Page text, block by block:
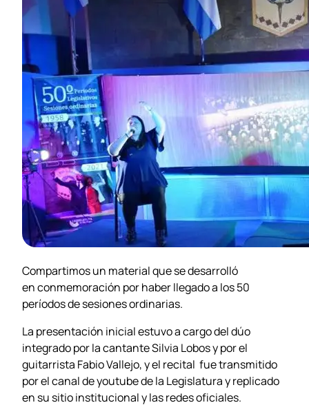
Compartimos un material que se desarrolló
en conmemoración por haber llegado a los 50
períodos de sesiones ordinarias.
La presentación inicial estuvo a cargo del dúo
integrado por la cantante Silvia Lobos y por el
guitarrista Fabio Vallejo, y el recital fue transmitido
por el canal de youtube de la Legislatura y replicado
en su sitio institucional y las redes oficiales.